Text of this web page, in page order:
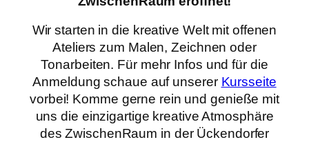
Wir starten in die kreative Welt mit offenen
Ateliers zum Malen, Zeichnen oder
Tonarbeiten. Für mehr Infos und für die
Anmeldung schaue auf unserer Kursseite
vorbei! Komme gerne rein und genieße mit
uns die einzigartige kreative Atmosphäre
des ZwischenRaum in der Ückendorfer